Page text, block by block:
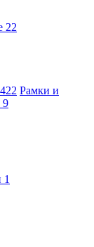
22
422 Рамки и
9
1